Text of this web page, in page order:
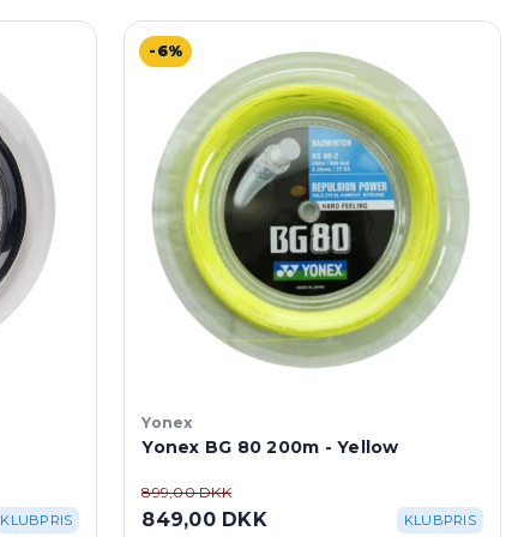
KLUBPRIS
-6%
Yonex
Yonex BG 80 200m - Yellow
899,00 DKK
849,00 DKK KLUBPRIS